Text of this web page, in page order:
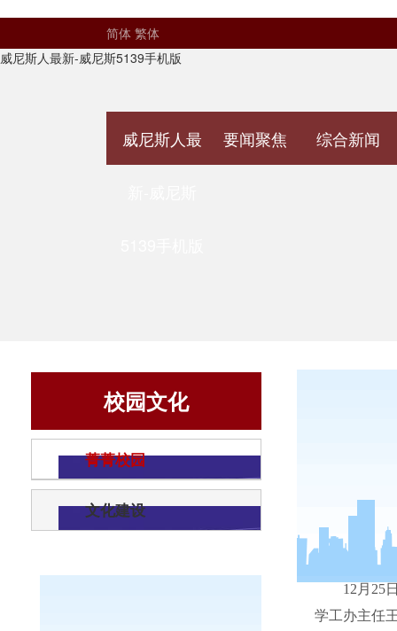
简体 繁体
威尼斯人最新-威尼斯5139手机版
威尼斯人最 要闻聚焦 综合新闻
校园文化
菁菁校园
文化建设
12 月 25
学工办主任